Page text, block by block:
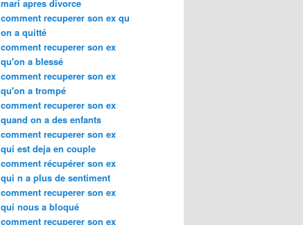
mari apres divorce
comment recuperer son ex qu
on a quitté
comment recuperer son ex
qu'on a blessé
comment recuperer son ex
qu'on a trompé
comment recuperer son ex
quand on a des enfants
comment recuperer son ex
qui est deja en couple
comment récupérer son ex
qui n a plus de sentiment
comment recuperer son ex
qui nous a bloqué
comment recuperer son ex